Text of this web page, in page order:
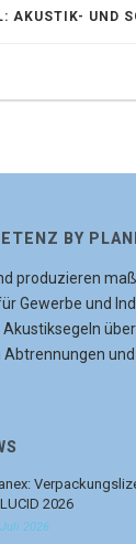
BY
produzieren
Gewerbe und
Abtrennungen
2026
2026